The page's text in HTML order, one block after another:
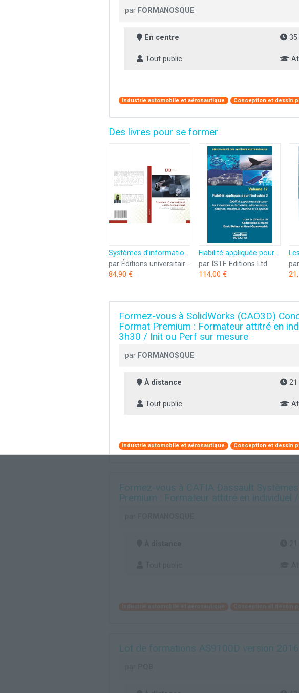
par FORMANOSQUE
En centre 35
Tout public
Industrie automobile et aéronautique Conception et dessin
Des livres pour se former
Systèmes d’information et excellence logistique: Un modèle pour l’industrie automobile et aéronautique au Maroc
par Éditions universitaires européennes
84,90 €
Fiabilité appliquée pour l'industrie: Tome 2, Fiabilité expérimentale pour les industries automobile, aéronautique, défense, médicale, marine et le spatial
par ISTE Editions Ltd
114,00 €
Formez-vous à SolidWorks (CAO3D)
Format Premium : Formateur attitré en
3h30 / Init ou Perf sur mesure
par FORMANOSQUE
À distance 21
Tout public
Industrie automobile et aéronautique Conception et dessin
Formez-vous à CATIA Dassault
Premium : Formateur attitré en individuel
Lot de formations AS9100D version